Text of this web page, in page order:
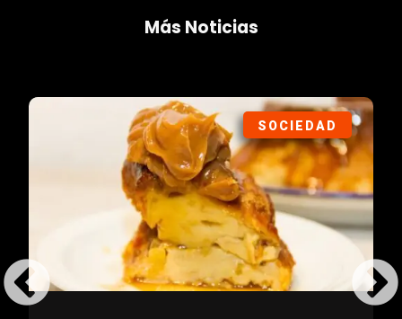
Más Noticias
SOCIEDAD